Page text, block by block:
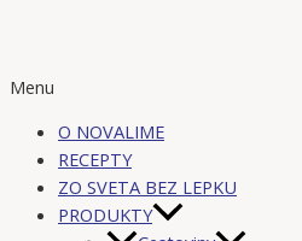
Menu
O NOVALIME
RECEPTY
ZO SVETA BEZ LEPKU
PRODUKTY